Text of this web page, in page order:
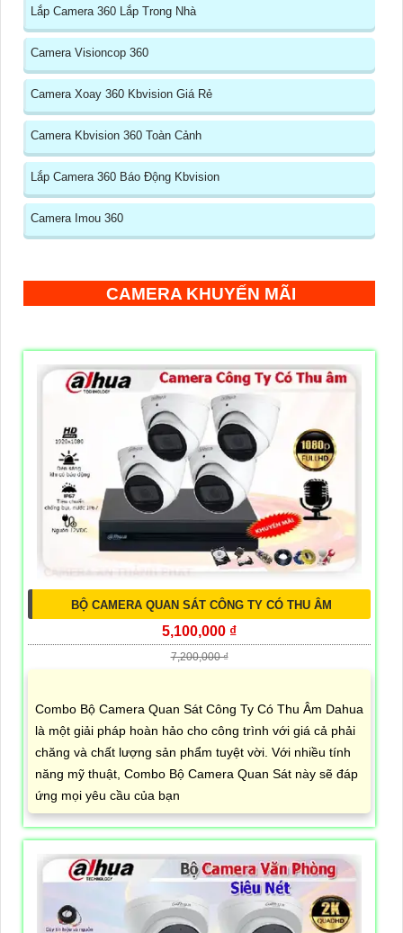
Lắp Camera 360 Lắp Trong Nhà
Camera Visioncop 360
Camera Xoay 360 Kbvision Giá Rẻ
Camera Kbvision 360 Toàn Cảnh
Lắp Camera 360 Báo Động Kbvision
Camera Imou 360
CAMERA KHUYẾN MÃI
BỘ CAMERA QUAN SÁT CÔNG TY CÓ THU ÂM
5,100,000 ₫
7,200,000 ₫
Combo Bộ Camera Quan Sát Công Ty Có Thu Âm Dahua
là một giải pháp hoàn hảo cho công trình với giá cả phải
chăng và chất lượng sản phẩm tuyệt vời. Với nhiều tính
năng mỹ thuật, Combo Bộ Camera Quan Sát này sẽ đáp
ứng mọi yêu cầu của bạn